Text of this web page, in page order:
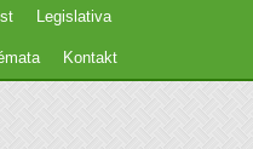
Legislativa
Kontakt